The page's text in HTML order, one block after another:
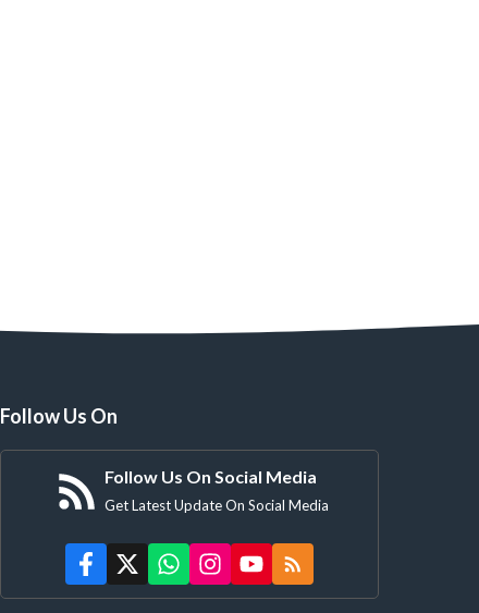
Follow Us On
Follow Us On Social Media
Get Latest Update On Social Media